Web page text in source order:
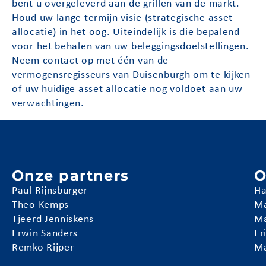
bent u overgeleverd aan de grillen van de markt.
Houd uw lange termijn visie (strategische asset
allocatie) in het oog. Uiteindelijk is die bepalend
voor het behalen van uw beleggingsdoelstellingen.
Neem contact op met één van de
vermogensregisseurs van Duisenburgh om te kijken
of uw huidige asset allocatie nog voldoet aan uw
verwachtingen.
Onze partners
Paul Rijnsburger
Theo Kemps
Tjeerd Jenniskens
Erwin Sanders
Remko Rijper